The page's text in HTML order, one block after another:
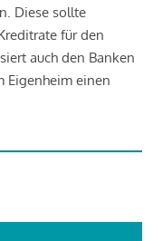
Diese sollte
für den
auch den Banken
Eigenheim einen